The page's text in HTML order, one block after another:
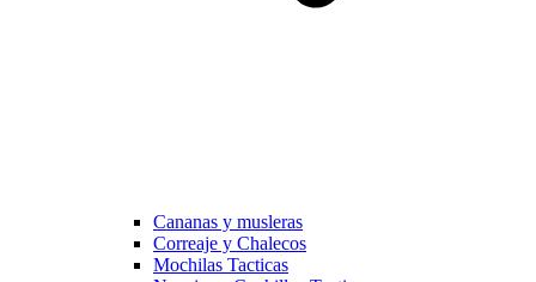
Cananas y musleras
Correaje y Chalecos
Mochilas Tacticas